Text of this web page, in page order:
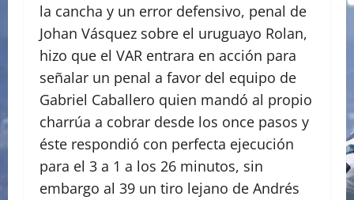
la cancha y un error defensivo, penal de
Johan Vásquez sobre el uruguayo Rolan,
hizo que el VAR entrara en acción para
señalar un penal a favor del equipo de
Gabriel Caballero quien mandó al propio
charrúa a cobrar desde los once pasos y
éste respondió con perfecta ejecución
para el 3 a 1 a los 26 minutos, sin
embargo al 39 un tiro lejano de Andrés